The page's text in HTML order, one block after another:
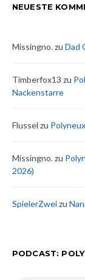
NEUESTE
Missingno.zu Dad
Timberfox13 zu
Nackenstarre
Flussel zu
Missingno.zu
2026)
SpielerZweizu
PODCAST: